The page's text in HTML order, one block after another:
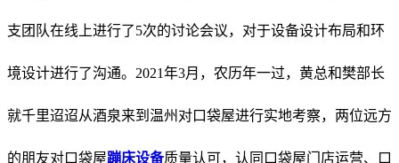
支团队在线上进行了5次的讨论会议，对于设备设计布局和环
境设计进行了沟通。2021年3月，农历年一过，黄总和樊部长
就千里迢迢从酒泉来到温州对口袋屋进行实地考察，两位远方
的朋友对口袋屋蹦床设备质量认可，认同口袋屋门店运营、口